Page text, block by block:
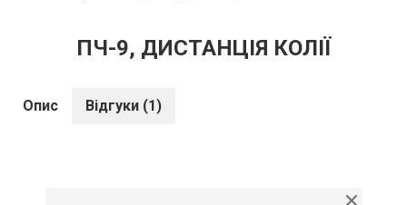
ПЧ-9, ДИСТАНЦІЯ КОЛІЇ
Опис Відгуки (1)